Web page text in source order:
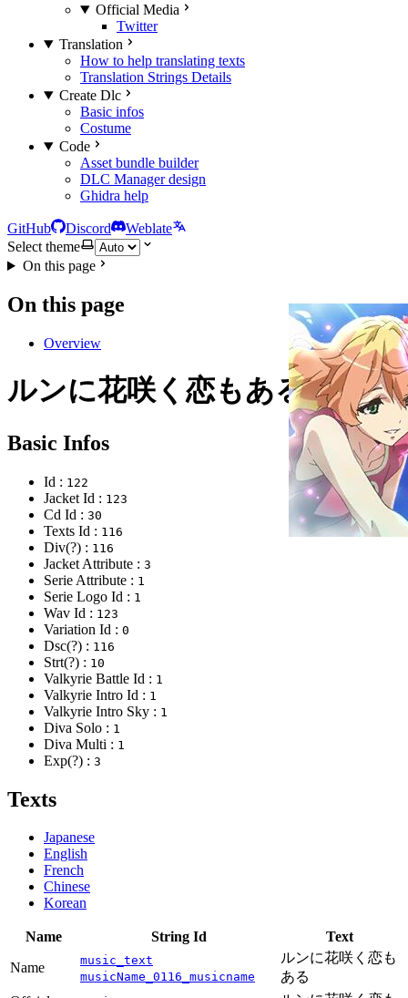
Official Media
Twitter
Translation
How to help translating texts
Translation Strings Details
Create Dlc
Basic infos
Costume
Code
Asset bundle builder
DLC Manager design
Ghidra help
GitHub Discord
Weblate
Select theme
On this page
On this page
Overview
ルンに花咲く恋もある
Basic Infos
Id : 122
Jacket Id : 123
Cd Id : 30
Texts Id : 116
Div(?) : 116
Jacket Attribute : 3
Serie Attribute : 1
Serie Logo Id : 1
Wav Id : 123
Variation Id : 0
Dsc(?) : 116
Strt(?) : 10
Valkyrie Battle Id : 1
Valkyrie Intro Id : 1
Valkyrie Intro Sky : 1
Diva Solo : 1
Diva Multi : 1
Exp(?) : 3
Texts
Japanese
English
French
Chinese
Korean
Name String Id
Text
Name
music_text
musicName_0116_musicname
ルンに花咲く恋も
ある